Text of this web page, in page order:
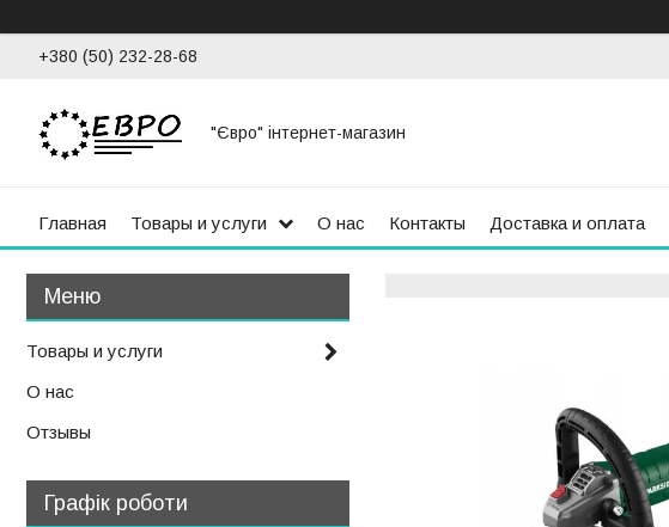
+380 (50) 232-28-68
"Євро" інтернет-магазин
Главная Товары и услуги О нас Контакты Доставка и оплата
Товары и услуги
О нас
Отзывы
Графік роботи